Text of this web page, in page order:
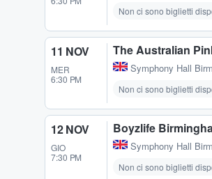
Non ci sono biglietti
11 NOV
MER
6:30 PM
The Australian
Symphony Hall
Non ci sono biglietti
12 NOV
GIO
7:30 PM
Boyzlife
Symphony Hall
Non ci sono biglietti